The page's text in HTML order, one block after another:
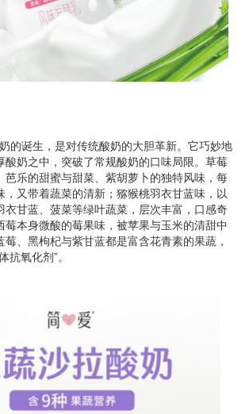
诞生，是对传统酸奶的大胆革新。它巧妙地
酸奶之中，突破了常规酸奶的口味局限。草莓
芭乐的甜蜜与甜菜、紫胡萝卜的独特风味，每
，又带着蔬菜的清新；猕猴桃羽衣甘蓝味，以
衣甘蓝、菠菜等绿叶蔬菜，层次丰富，口感奇
莓本身微酸的莓果味，被苹果与玉米的清甜中
、黑枸杞与紫甘蓝都是富含花青素的果蔬，
抗氧化剂”。